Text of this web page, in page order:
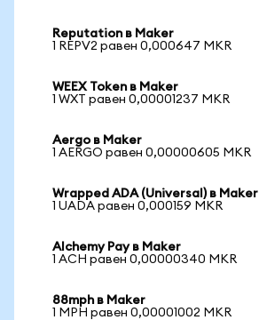
Reputation в Maker
1 REPV2 равен 0,000647 MKR
WEEX Token в Maker
1 WXT равен 0,00001237 MKR
Aergo в Maker
1 AERGO равен 0,00000605 MKR
Wrapped ADA (Universal) в Maker
1 UADA равен 0,000159 MKR
Alchemy Pay в Maker
1 ACH равен 0,00000340 MKR
88mph в Maker
1 MPH равен 0,00001002 MKR